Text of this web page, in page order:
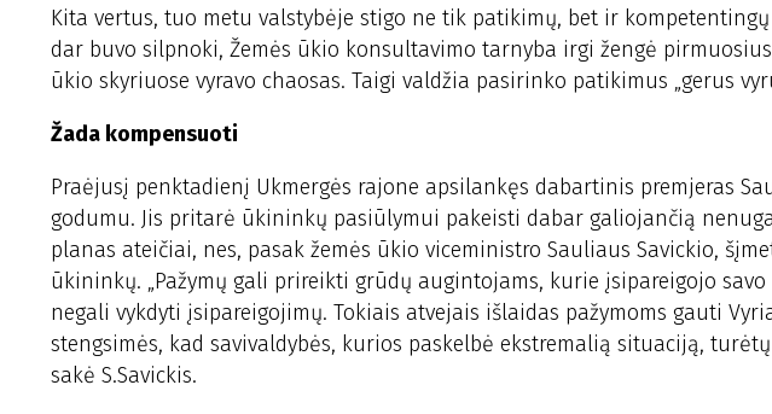
Kita vertus, tuo metu valstybėje stigo ne tik patikimų, bet ir
dar buvo silpnoki, Žemės ūkio konsultavimo tarnyba irgi žengė
ūkio skyriuose vyravo chaosas. Taigi valdžia pasirinko patikimus „gerus
Žada kompensuoti
Praėjusį penktadienį Ukmergės rajone apsilankęs dabartinis premjeras
godumu. Jis pritarė ūkininkų pasiūlymui pakeisti dabar galiojančią
planas ateičiai, nes, pasak žemės ūkio viceministro Sauliaus Savickio,
ūkininkų. „Pažymų gali prireikti grūdų augintojams, kurie įsipareigojo
negali vykdyti įsipareigojimų. Tokiais atvejais išlaidas pažymoms gauti
stengsimės, kad savivaldybės, kurios paskelbė ekstremalią situaciją,
sakė S.Savickis.